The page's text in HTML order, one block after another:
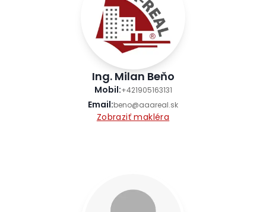
Ing. Milan Beňo
Mobil:+421905163131
Email:beno@aaareal.sk
Zobraziť makléra